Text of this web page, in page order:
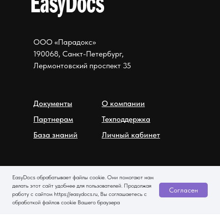
EasyDocs обрабатывает файлы cookie. Они помогают нам
делать этот сайт удобнее для пользователей. Продолжая
работу с сайтом https://easydocs.ru, Вы соглашаетесь с
обработкой файлов cookie Вашего браузера
Согласен
Документы
Партнерам
База знаний
О компании
Техподдержка
Личный кабинет
ООО «Парадокс»
190068, Санкт-Петербург,
Лермонтовский проспект 35